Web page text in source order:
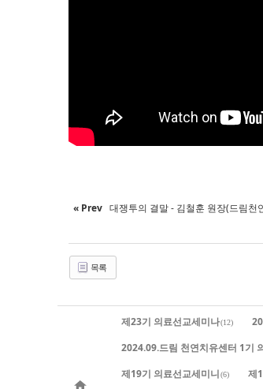
« Prev 대쟁투의 결말 - 김철훈 원장(드림천
목록
제23기 의료선교세미나(12)
2024.09.드림 천연치유센터 1기
제19기 의료선교세미니(6) 제